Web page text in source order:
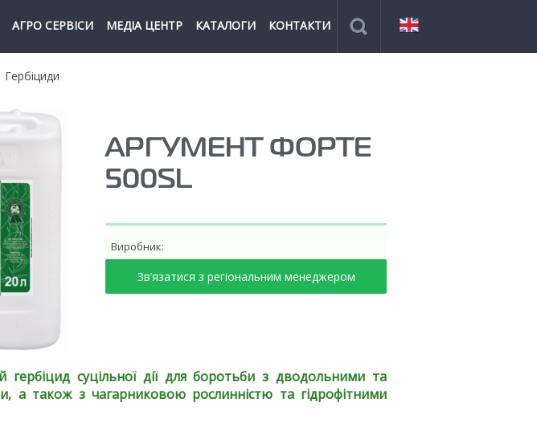
АГРО СЕРВІСИ МЕДІА ЦЕНТР КАТАЛОГИ КОНТАКТИ
Гербіциди
АРГУМЕНТ ФОРТЕ
500SL
Виробник:
Зв’язатися з регіональним менеджером
гербіцид суцільної дії для боротьби з дводольними та
а також з чагарниковою рослинністю та гідрофітними